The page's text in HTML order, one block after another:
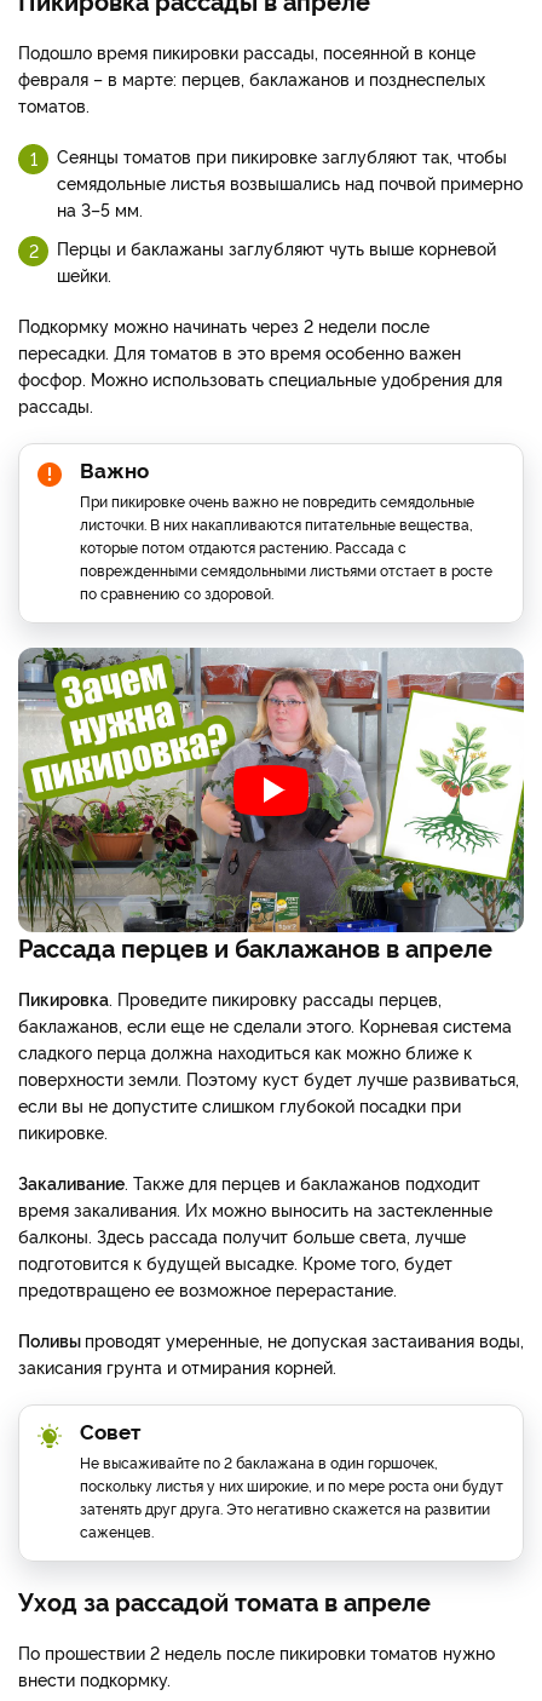
Подошло время пикировки рассады, посеянной в конце
февраля – в марте: перцев, баклажанов и позднеспелых
томатов.
Сеянцы томатов при пикировке заглубляют так, чтобы
семядольные листья возвышались над почвой примерно
на 3–5 мм.
Перцы и баклажаны заглубляют чуть выше корневой
шейки.
Подкормку можно начинать через 2 недели после
пересадки. Для томатов в это время особенно важен
фосфор. Можно использовать специальные удобрения для
рассады.
Важно
При пикировке очень важно не повредить семядольные
листочки. В них накапливаются питательные вещества,
которые потом отдаются растению. Рассада с
поврежденными семядольными листьями отстает в росте
по сравнению со здоровой.
Рассада перцев и баклажанов в апреле
Пикировка. Проведите пикировку рассады перцев,
баклажанов, если еще не сделали этого. Корневая система
сладкого перца должна находиться как можно ближе к
поверхности земли. Поэтому куст будет лучше развиваться,
если вы не допустите слишком глубокой посадки при
пикировке.
Закаливание. Также для перцев и баклажанов подходит
время закаливания. Их можно выносить на застекленные
балконы. Здесь рассада получит больше света, лучше
подготовится к будущей высадке. Кроме того, будет
предотвращено ее возможное перерастание.
Поливы проводят умеренные, не допуская застаивания воды,
закисания грунта и отмирания корней.
Совет
Не высаживайте по 2 баклажана в один горшочек,
поскольку листья у них широкие, и по мере роста они будут
затенять друг друга. Это негативно скажется на развитии
саженцев.
Уход за рассадой томата в апреле
По прошествии 2 недель после пикировки томатов нужно
внести подкормку.